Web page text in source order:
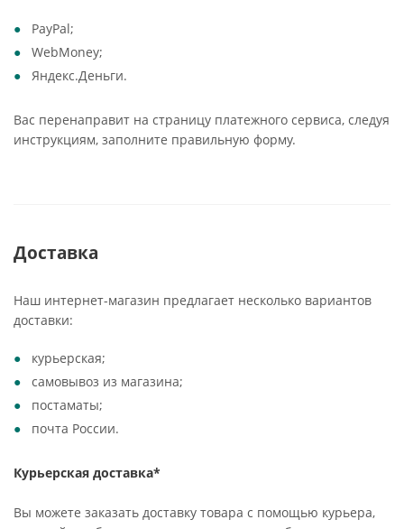
PayPal;
WebMoney;
Яндекс.Деньги.
Вас перенаправит на страницу платежного сервиса, следуя
инструкциям, заполните правильную форму.
Доставка
Наш интернет-магазин предлагает несколько вариантов
доставки:
курьерская;
самовывоз из магазина;
постаматы;
почта России.
Курьерская доставка*
Вы можете заказать доставку товара с помощью курьера,